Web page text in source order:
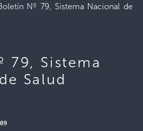
Nº 79, Sistema Nacional de
79, Sistema
Salud